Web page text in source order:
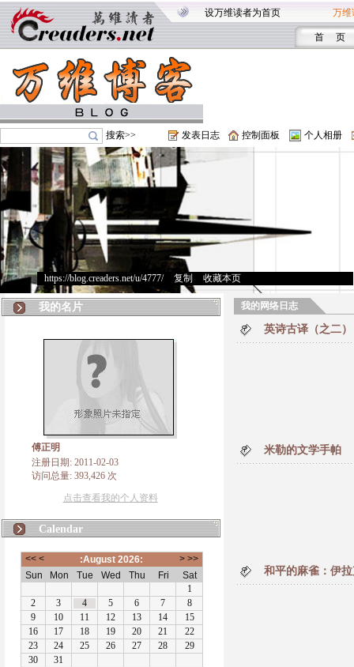
设万维读者为首页 万维
首 页
搜索>> 发表日志 控制面板 个人相册
https://blog.creaders.net/u/4777/> 复制 收藏本页
我的名片
傅正明
注册日期: 2011-02-03
访问总量: 393,426 次
点击查看我的个人资料
Calendar
我的网络日志
英诗古译（之二）
米勒的文学手帕
和平的麻雀：伊